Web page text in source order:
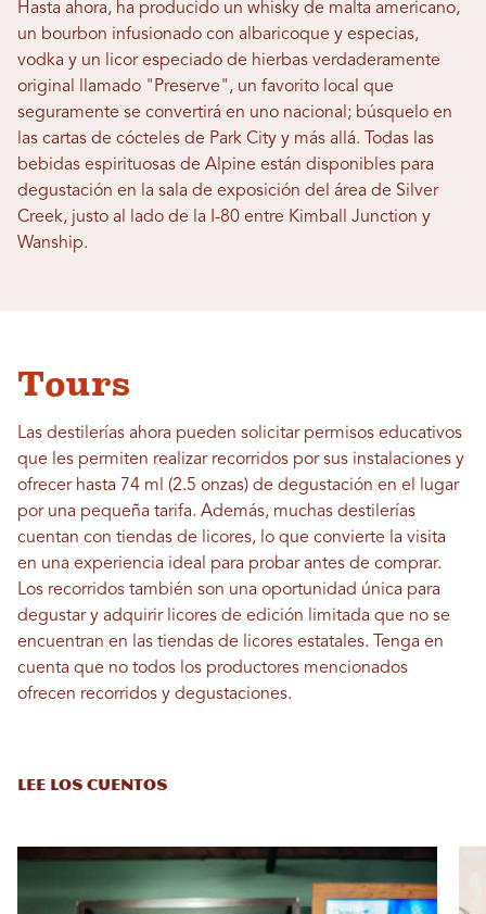
Hasta ahora, ha producido un whisky de malta americano,
un bourbon infusionado con albaricoque y especias,
vodka y un licor especiado de hierbas verdaderamente
original llamado "Preserve", un favorito local que
seguramente se convertirá en uno nacional; búsquelo en
las cartas de cócteles de Park City y más allá. Todas las
bebidas espirituosas de Alpine están disponibles para
degustación en la sala de exposición del área de Silver
Creek, justo al lado de la I-80 entre Kimball Junction y
Wanship.
Tours
Las destilerías ahora pueden solicitar permisos educativos
que les permiten realizar recorridos por sus instalaciones y
ofrecer hasta 74 ml (2.5 onzas) de degustación en el lugar
por una pequeña tarifa. Además, muchas destilerías
cuentan con tiendas de licores, lo que convierte la visita
en una experiencia ideal para probar antes de comprar.
Los recorridos también son una oportunidad única para
degustar y adquirir licores de edición limitada que no se
encuentran en las tiendas de licores estatales. Tenga en
cuenta que no todos los productores mencionados
ofrecen recorridos y degustaciones.
LEE LOS CUENTOS